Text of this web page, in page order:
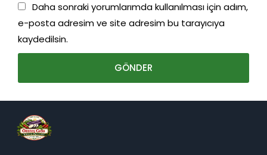
Daha sonraki yorumlarımda kullanılması için adım,
e-posta adresim ve site adresim bu tarayıcıya
kaydedilsin.